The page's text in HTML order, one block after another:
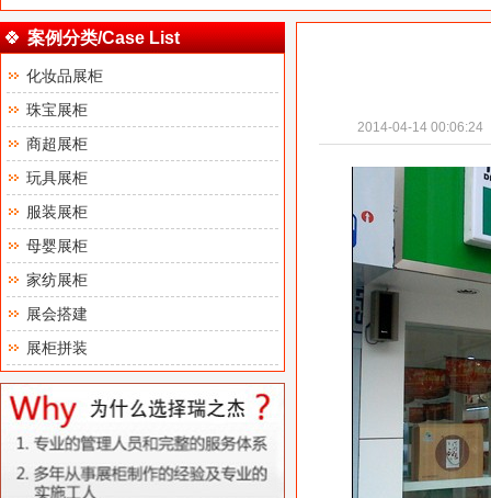
案例分类/Case List
化妆品展柜
珠宝展柜
商超展柜
玩具展柜
服装展柜
母婴展柜
家纺展柜
展会搭建
展柜拼装
2014-04-14 00:06:24